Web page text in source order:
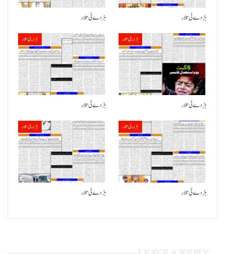
ہڑدے ئی تلار ہڑدے ئی تلار
ہڑدیئی تلار
ہڑدے ئی تلار
ہڑدیئی تلار
ہڑدے ئی تلار
ہڑدیئی تلار
ہڑدے ئی تلار
ہڑدیئی تلار
ہڑدے ئی تلار